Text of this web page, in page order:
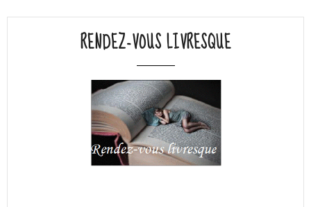
RENDEZ-VOUS LIVRESQUE